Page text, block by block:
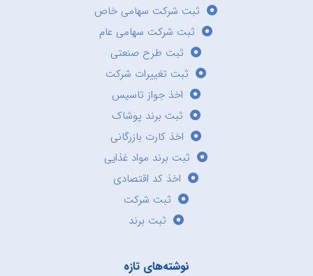
ثبت شرکت سهامی خاص
ثبت شرکت سهامی عام
ثبت طرح صنعتی
ثبت تغییرات شرکت
اخذ جواز تاسیس
ثبت برند پوشاک
اخذ کارت بازرگانی
ثبت برند مواد غذایی
اخذ کد اقتصادی
ثبت شرکت
ثبت برند
نوشته‌های تازه